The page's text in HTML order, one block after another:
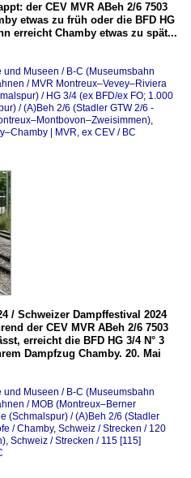
der CEV MVR ABeh 2/6 7503
etwas zu früh oder die BFD HG
erreicht Chamby etwas zu spät...
Museen / B-C (Museumsbahn
/ MVR Montreux–Vevey–Riviera
/ HG 3/4 (ex BFD/ex FO; 1.000
/ (A)Beh 2/6 (Stadler GTW 2/6 -
,
| MVR, ex CEV / BC
/ Schweizer Dampffestival 2024
der CEV MVR ABeh 2/6 7503
erreicht die BFD HG 3/4 N° 3
Dampfzug Chamby. 20. Mai
Museen / B-C (Museumsbahn
/ MOB (Montreux–Berner
(Schmalspur) / (A)Beh 2/6 (Stadler
/ Chamby, Schweiz / Strecken / 120
, Schweiz / Strecken / 115 [115]